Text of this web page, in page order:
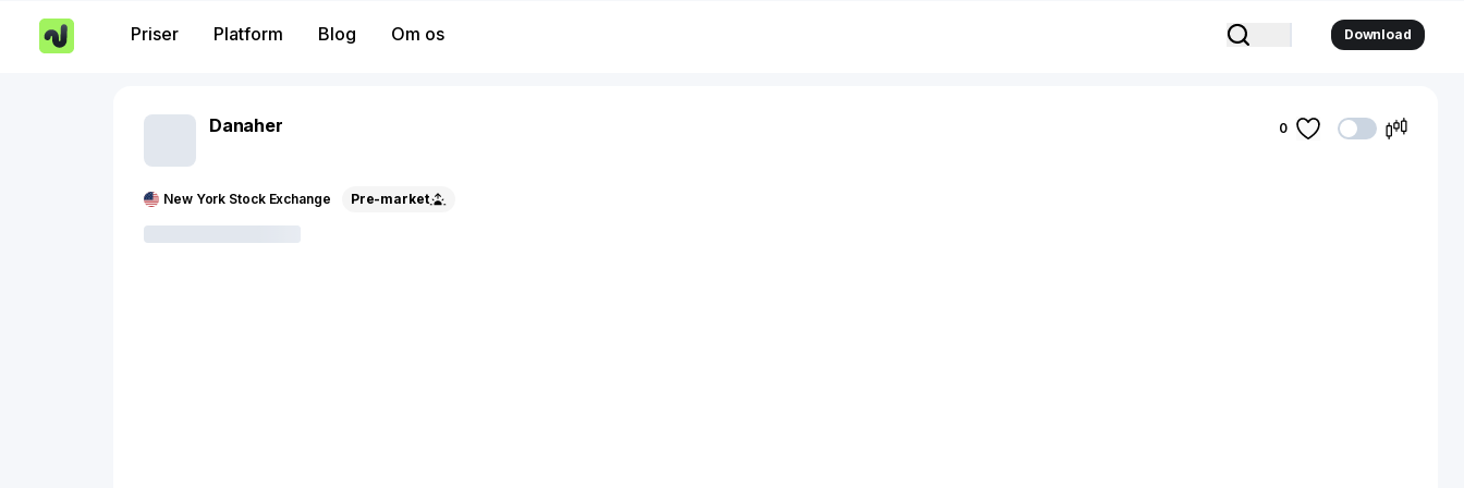
Priser Platform Blog Om os Download
Danaher
New York Stock Exchange Pre-market
0